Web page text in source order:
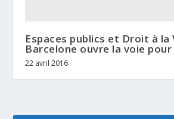
Espaces publics et Droit à la
Barcelone ouvre la voie
22 avril 2016